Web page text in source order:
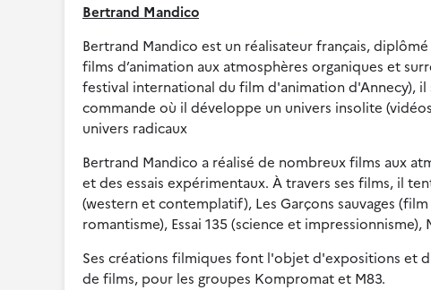
Bertrand Mandico
Bertrand Mandico est un réalisateur français,
films d’animation aux atmosphères organiques et
festival international du film d'animation d'Annecy),
commande où il développe un univers insolite
univers radicaux
Bertrand Mandico a réalisé de nombreux films aux
et des essais expérimentaux. À travers ses films, il
(western et contemplatif), Les Garçons sauvages
romantisme), Essai 135 (science et
Ses créations filmiques font l'objet d'expositions et
de films, pour les groupes Kompromat et M83.